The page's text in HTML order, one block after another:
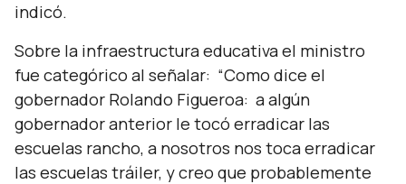
indicó.
Sobre la infraestructura educativa el ministro
fue categórico al señalar: “Como dice el
gobernador Rolando Figueroa: a algún
gobernador anterior le tocó erradicar las
escuelas rancho, a nosotros nos toca erradicar
las escuelas tráiler, y creo que probablemente